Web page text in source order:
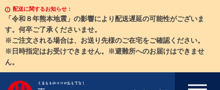
配送に関するお知らせ：
「令和８年熊本地震」の影響により配送遅延の可能性がございま
す。何卒ご了承くださいませ。
※ご注文される場合は、お送り先様のご在宅をご確認ください。
※日時指定はお受けできません。※避難所へのお届けはできませ
ん。